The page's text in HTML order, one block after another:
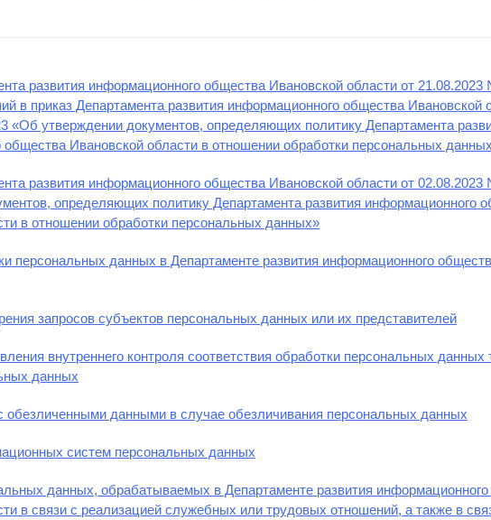
развития информационного общества Ивановской области от
в приказ Департамента развития информационного общества Ивановской
«Об утверждении документов, определяющих политику Департамента
общества Ивановской области в отношении обработки персональных
развития информационного общества Ивановской области от
определяющих политику Департамента развития информационного
в отношении обработки персональных данных»
персональных данных в Департаменте развития информационного
запросов субъектов персональных данных или их представителей
внутреннего контроля соответствия обработки персональных данных
данных
обезличенными данными в случае обезличивания персональных данных
систем персональных данных
данных, обрабатываемых в Департаменте развития
в связи с реализацией служебных или трудовых отношений, а также в